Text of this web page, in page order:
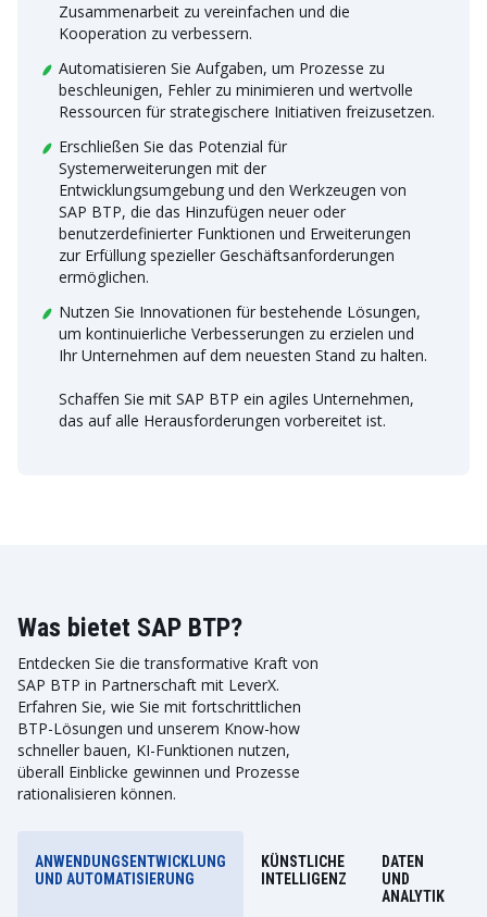
Zusammenarbeit zu vereinfachen und die
Kooperation zu verbessern.
Automatisieren Sie Aufgaben, um Prozesse zu
beschleunigen, Fehler zu minimieren und wertvolle
Ressourcen für strategischere Initiativen freizusetzen.
Erschließen Sie das Potenzial für
Systemerweiterungen mit der
Entwicklungsumgebung und den Werkzeugen von
SAP BTP, die das Hinzufügen neuer oder
benutzerdefinierter Funktionen und Erweiterungen
zur Erfüllung spezieller Geschäftsanforderungen
ermöglichen.
Nutzen Sie Innovationen für bestehende Lösungen,
um kontinuierliche Verbesserungen zu erzielen und
Ihr Unternehmen auf dem neuesten Stand zu halten.
Schaffen Sie mit SAP BTP ein agiles Unternehmen,
das auf alle Herausforderungen vorbereitet ist.
Was bietet SAP BTP?
Entdecken Sie die transformative Kraft von
SAP BTP in Partnerschaft mit LeverX.
Erfahren Sie, wie Sie mit fortschrittlichen
BTP-Lösungen und unserem Know-how
schneller bauen, KI-Funktionen nutzen,
überall Einblicke gewinnen und Prozesse
rationalisieren können.
ANWENDUNGSENTWICKLUNG
UND AUTOMATISIERUNG
KÜNSTLICHE
INTELLIGENZ
DATEN
UND
ANALYTIK